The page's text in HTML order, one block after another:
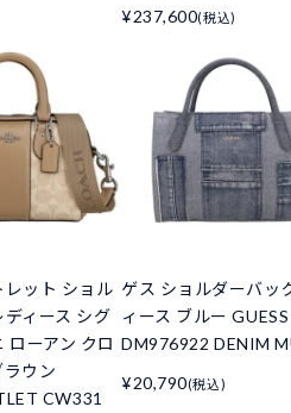
¥237,600(税込)
レット ショル
ィース シグ
ローアン クロ
ラウン
CW331
ゲス ショルダーバッ
ィース ブルー GUESS
DM976922 DENIM
¥20,790(税込)